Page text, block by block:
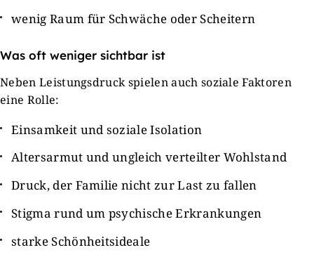
wenig Raum für Schwäche oder Scheitern
Was oft weniger sichtbar ist
Neben Leistungsdruck spielen auch soziale Faktoren
eine Rolle:
Einsamkeit und soziale Isolation
Altersarmut und ungleich verteilter Wohlstand
Druck, der Familie nicht zur Last zu fallen
Stigma rund um psychische Erkrankungen
starke Schönheitsideale